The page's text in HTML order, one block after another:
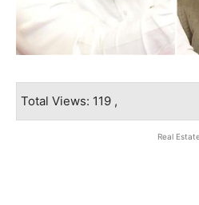
Total Views: 119 ,
Real